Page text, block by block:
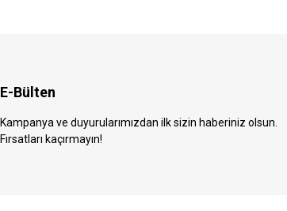
E-Bülten
Kampanya ve duyurularımızdan ilk sizin haberiniz olsun.
Fırsatları kaçırmayın!